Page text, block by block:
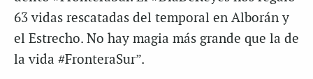
63 vidas rescatadas del temporal en Alborán y
el Estrecho. No hay magia más grande que la de
la vida #FronteraSur”.